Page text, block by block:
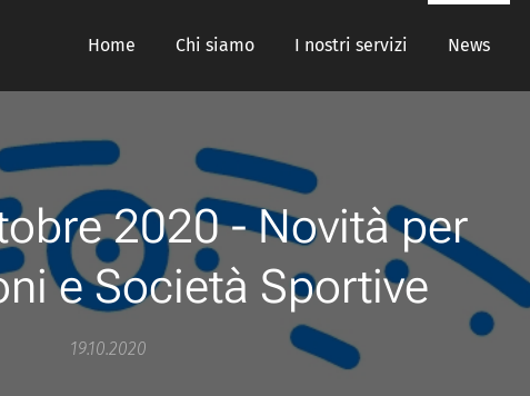
Home Chi siamo I nostri servizi News
2020 - Novità per
e Società Sportive
19.10.2020